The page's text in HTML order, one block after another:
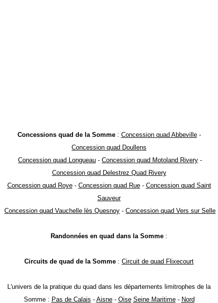
Concessions quad de la Somme: Concession quad Abbeville-
Concession quad Doullens
Concession quad Longueau - Concession quad Motoland Rivery -
Concession quad Delestrez Quad Rivery
Concession quad Roye- Concession quad Rue- Concession quad Saint
Sauveur
Concession quad Vauchelle lès Quesnoy - Concession quad Vers sur Selle
Randonnées en quad dans la Somme :
Circuits de quad de la Somme : Circuit de quad Flixecourt
L'univers de la pratique du quad dans les départements limitrophes de la
Somme : Pas de Calais - Aisne- Oise Seine Maritime- Nord